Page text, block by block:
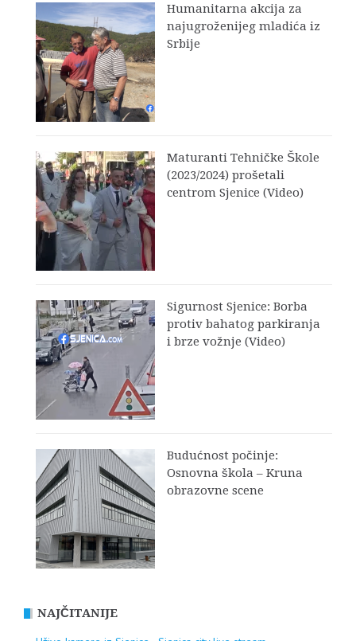
Humanitarna akcija za
najugroženijeg mladića iz
Srbije
Maturanti Tehničke Škole
(2023/2024) prošetali
centrom Sjenice (Video)
Sigurnost Sjenice: Borba
protiv bahatog parkiranja
i brze vožnje (Video)
Budućnost počinje:
Osnovna škola – Kruna
obrazovne scene
NAJČITANIJE